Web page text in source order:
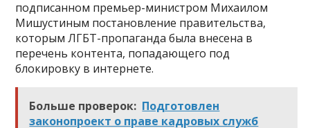
подписанном премьер-министром Михаилом
Мишустиным постановление правительства,
которым ЛГБТ-пропаганда была внесена в
перечень контента, попадающего под
блокировку в интернете.
Больше проверок: Подготовлен
законопроект о праве кадровых служб